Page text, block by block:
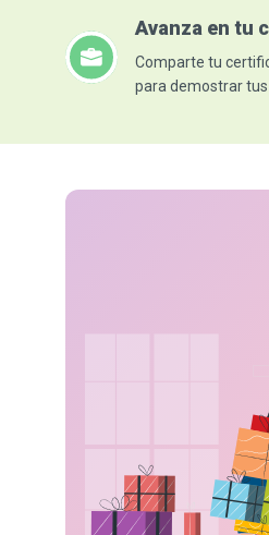
Avanza en tu
Comparte tu
para demostrar